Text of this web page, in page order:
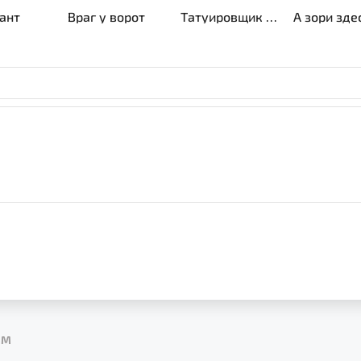
на
Враг у ворот Татуировщик из Освенцима